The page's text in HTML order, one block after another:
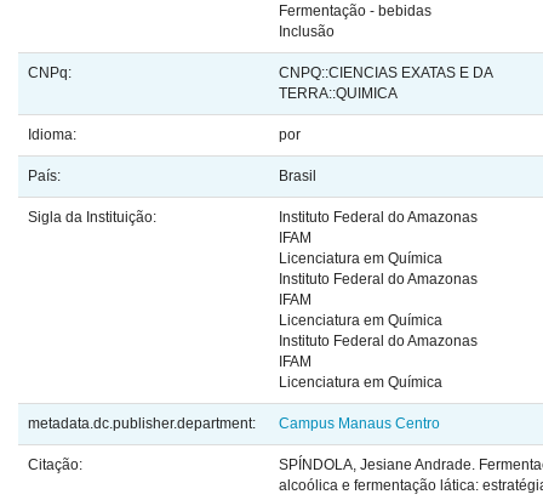
Fermentação - bebidas
Inclusão
CNPq:
CNPQ::CIENCIAS EXATAS E DA
TERRA::QUIMICA
Idioma: por
País: Brasil
Sigla da Instituição:
Instituto Federal do Amazonas
IFAM
Licenciatura em Química
Instituto Federal do Amazonas
IFAM
Licenciatura em Química
Instituto Federal do Amazonas
IFAM
Licenciatura em Química
metadata.dc.publisher.department: Campus Manaus Centro
Citação:
SPÍNDOLA, Jesiane Andrade.
alcoólica e fermentação lática: